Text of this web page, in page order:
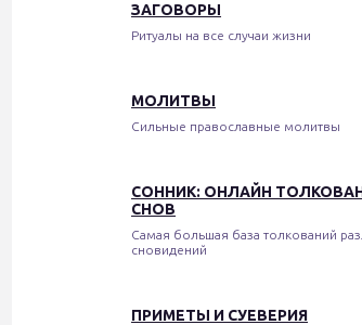
ЗАГОВОРЫ
Ритуалы на все случаи жизни
МОЛИТВЫ
Сильные православные молитвы
СОННИК: ОНЛАЙН
СНОВ
Самая большая база толкований
сновидений
ПРИМЕТЫ И СУЕВЕРИЯ